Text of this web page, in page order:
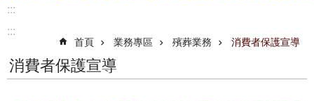
:::
:::
首頁 業務專區 殯葬業務 消費者保護宣導
消費者保護宣導